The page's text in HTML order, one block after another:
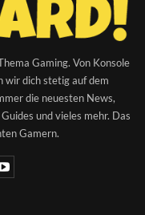
Gaming. Von Konsole
wir dich stetig auf dem
die neuesten News,
und vieles mehr. Das
Gamern.